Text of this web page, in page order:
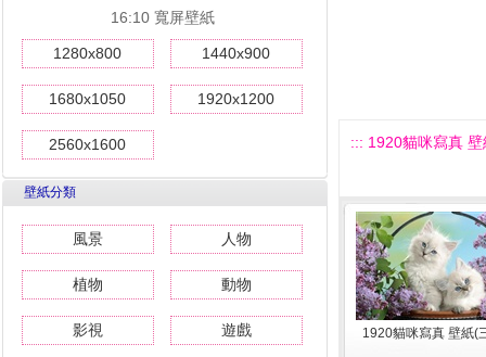
16:10 寬屏壁紙
1280x800 1440x900
1680x1050 1920x1200
2560x1600
壁紙分類
風景 人物
植物 動物
影視 遊戲
::: 1920貓咪寫真
1920貓咪寫真 壁紙(